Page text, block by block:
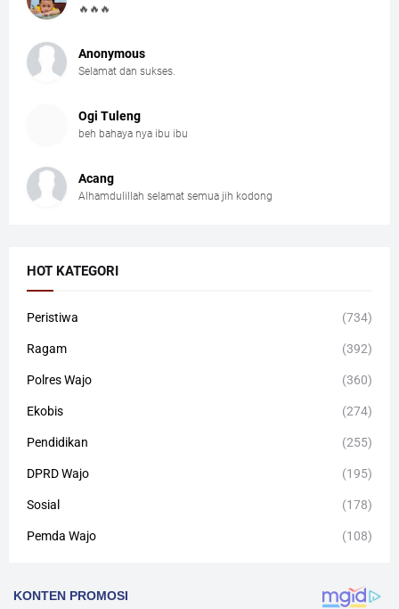
🔥🔥🔥
Anonymous
Selamat dan sukses.
Ogi Tuleng
beh bahaya nya ibu ibu
Acang
Alhamdulillah selamat semua jih kodong
HOT KATEGORI
Peristiwa (734)
Ragam (392)
Polres Wajo (360)
Ekobis (274)
Pendidikan (255)
DPRD Wajo (195)
Sosial (178)
Pemda Wajo (108)